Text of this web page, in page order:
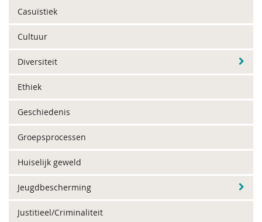
Casuïstiek
Cultuur
Diversiteit
Ethiek
Geschiedenis
Groepsprocessen
Huiselijk geweld
Jeugdbescherming
Justitieel/Criminaliteit